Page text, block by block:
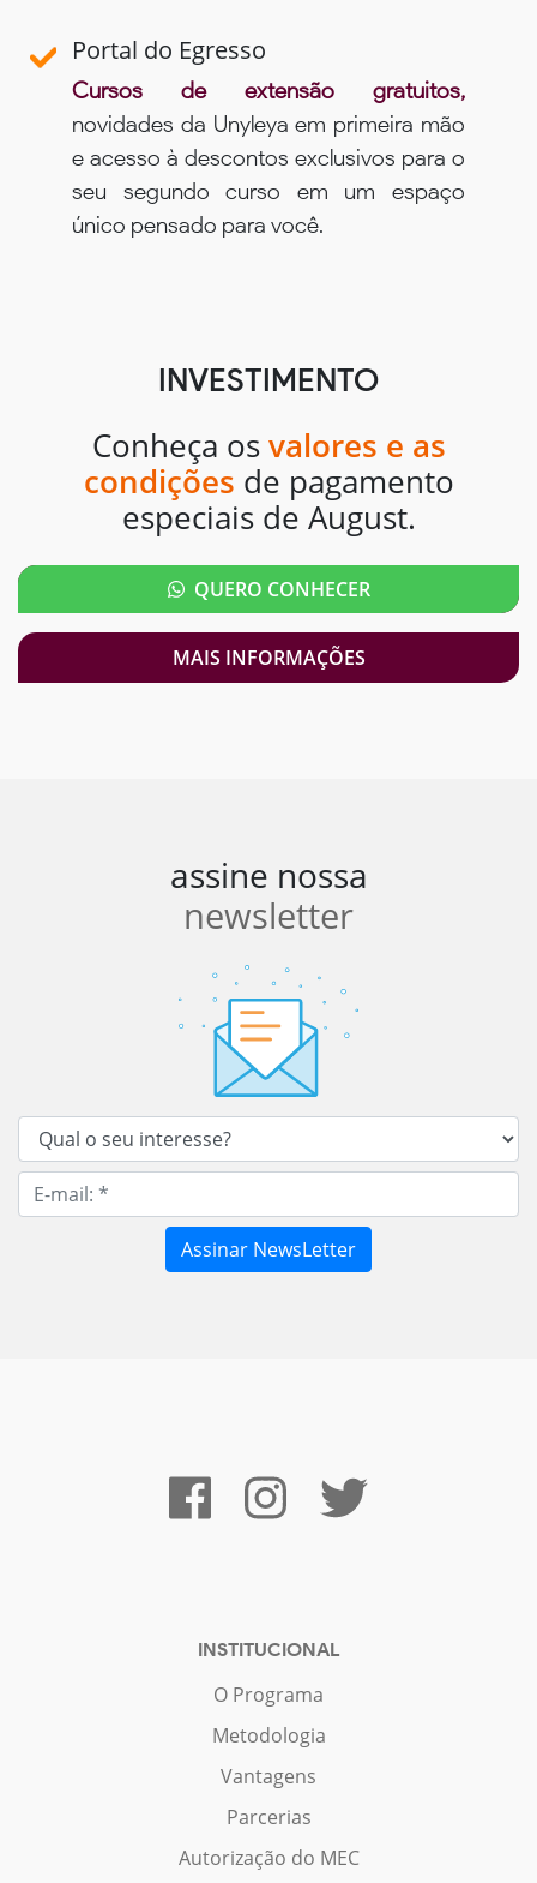
Portal do Egresso
Cursos de extensão gratuitos,
novidades da Unyleya em primeira mão
e acesso à descontos exclusivos para o
seu segundo curso em um espaço
único pensado para você.
INVESTIMENTO
Conheça os valores e as
condições de pagamento
especiais de August.
QUERO CONHECER
MAIS INFORMAÇÕES
assine nossa
newsletter
INSTITUCIONAL
O Programa
Metodologia
Vantagens
Parcerias
Autorização do MEC